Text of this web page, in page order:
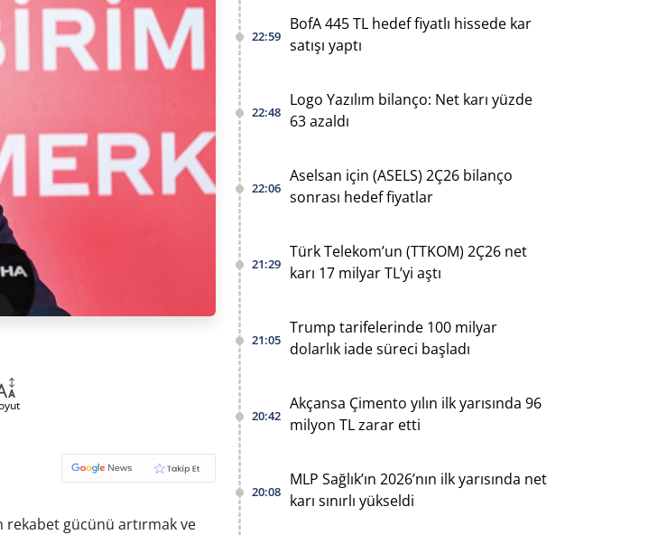
rekabet gücünü artırmak ve
22:59
BofA 445 TL hedef fiyatlı hissede kar
satışı yaptı
22:48
Logo Yazılım bilanço: Net karı yüzde
63 azaldı
22:06
Aselsan için (ASELS) 2Ç26 bilanço
sonrası hedef fiyatlar
21:29
Türk Telekom’un (TTKOM) 2Ç26 net
karı 17 milyar TL’yi aştı
21:05
Trump tarifelerinde 100 milyar
dolarlık iade süreci başladı
20:42
Akçansa Çimento yılın ilk yarısında 96
milyon TL zarar etti
20:08
MLP Sağlık’ın 2026’nın ilk yarısında net
karı sınırlı yükseldi